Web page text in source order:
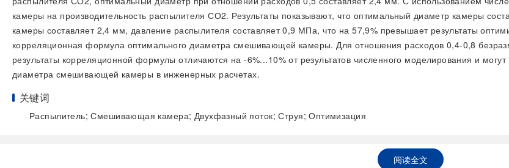
камеры на производительность распылителя СО2. Результаты показывают, что оптимальный диаметр камеры
камеры составляет 2,4 мм, давление распылителя составляет 0,9 МПа, что на 57,9% превышает результаты
корреляционная формула оптимального диаметра смешивающей камеры. Для отношения расходов 0,4-0,8
результаты корреляционной формулы отличаются на -6%...10% от результатов численного моделирования и
диаметра смешивающей камеры в инженерных расчетах.
关键词
Распылитель; Смешивающая камера; Двухфазный поток; Струя; Оптимизация
阅读全文